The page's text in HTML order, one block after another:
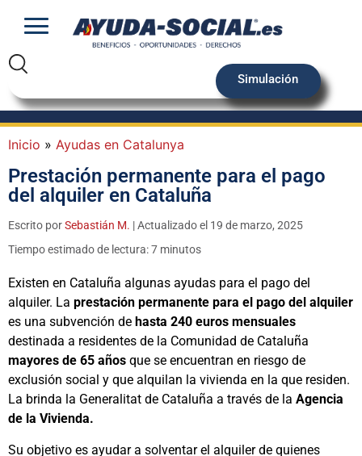
Simulación
Inicio » Ayudas en Catalunya
Prestación permanente para el pago
del alquiler en Cataluña
Escrito porSebastián M. | Actualizado el 19 de marzo, 2025
Tiempo estimado de lectura: 7 minutos
Existen en Cataluña algunas ayudas para el pago del
alquiler. La prestación permanente para el pago del alquiler
es una subvención de hasta 240 euros mensuales
destinada a residentes de la Comunidad de Cataluña
mayores de 65 años que se encuentran en riesgo de
exclusión social y que alquilan la vivienda en la que residen.
La brinda la Generalitat de Cataluña a través de la Agencia
de la Vivienda.
Su objetivo es ayudar a solventar el alquiler de quienes